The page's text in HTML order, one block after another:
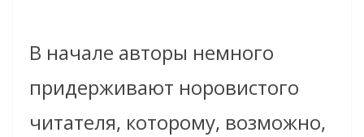
В начале авторы немного
придерживают норовистого
читателя, которому, возможно,